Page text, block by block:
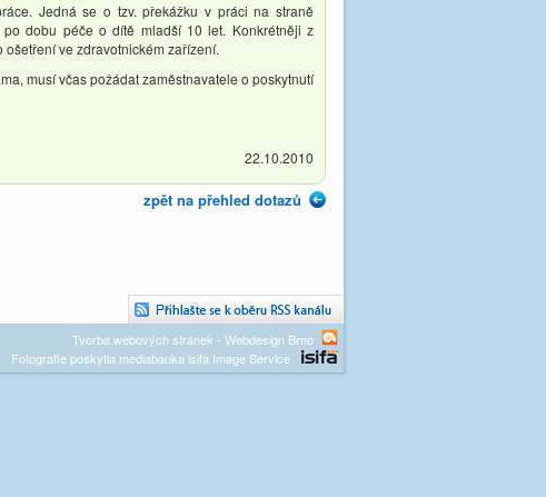
Jedná se o tzv. překážku v práci na straně
po dobu péče o dítě mladší 10 let. Konkrétněji z
ve zdravotnickém zařízení.
musí včas požádat zaměstnavatele o poskytnutí
22.10.2010
zpět na přehled dotazů
Tvorba webových stránek - Webdesign Brno
Fotografie poskytla mediabanka isifa Image Service